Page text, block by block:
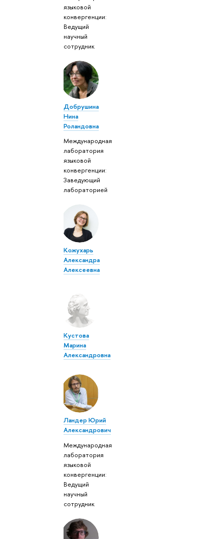
языковой
конвергенции:
Ведущий
научный
сотрудник
Добрушина
Нина
Роландовна
Международная
лаборатория
языковой
конвергенции:
Заведующий
лабораторией
Кожухарь
Александра
Алексеевна
Кустова
Марина
Александровна
Ландер Юрий
Александрович
Международная
лаборатория
языковой
конвергенции:
Ведущий
научный
сотрудник